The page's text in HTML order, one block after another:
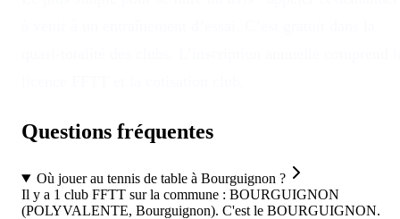
Questions fréquentes
Où jouer au tennis de table à Bourguignon ?
Il y a 1 club FFTT sur la commune : BOURGUIGNON
(POLYVALENTE, Bourguignon). C'est le BOURGUIGNON.